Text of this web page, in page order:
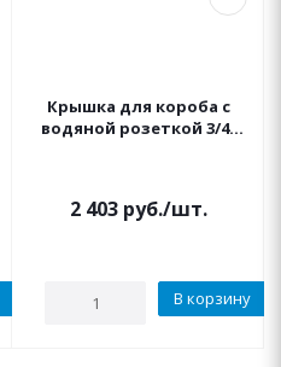
Крышка для короба с
водяной розеткой 3/4"
2 403руб./шт.
В корзину